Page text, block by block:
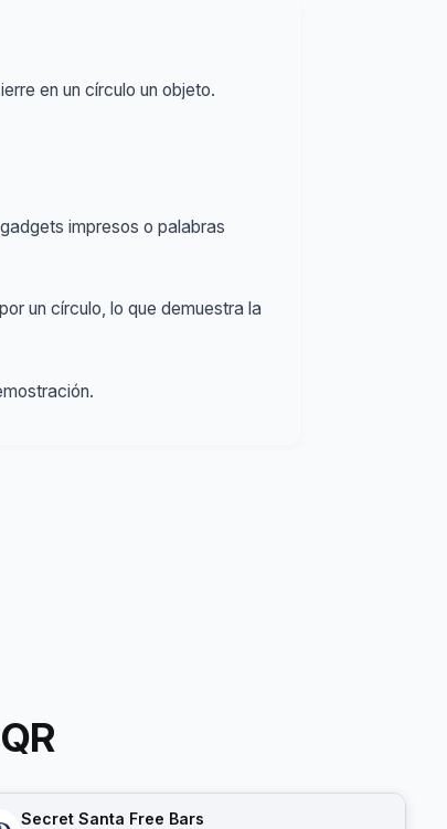
en un círculo un objeto.
impresos o palabras
un círculo, lo que demuestra la
Secret Santa Free Bars